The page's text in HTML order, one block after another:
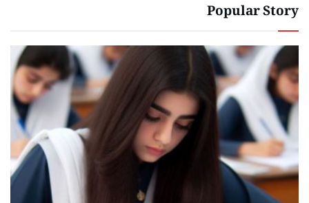
Popular Story